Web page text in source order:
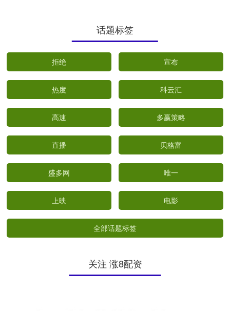
话题标签
拒绝 宣布
热度 科云汇
高速 多赢策略
直播 贝格富
盛多网 唯一
上映 电影
全部话题标签
关注 涨8配资